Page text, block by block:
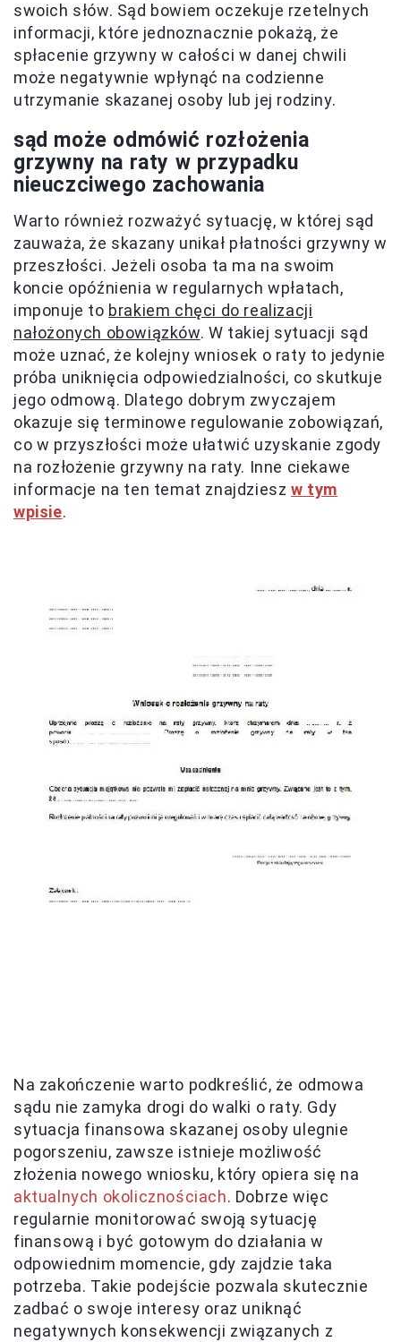
swoich słów. Sąd bowiem oczekuje rzetelnych
informacji, które jednoznacznie pokażą, że
spłacenie grzywny w całości w danej chwili
może negatywnie wpłynąć na codzienne
utrzymanie skazanej osoby lub jej rodziny.
sąd może odmówić rozłożenia
grzywny na raty w przypadku
nieuczciwego zachowania
Warto również rozważyć sytuację, w której sąd
zauważa, że skazany unikał płatności grzywny w
przeszłości. Jeżeli osoba ta ma na swoim
koncie opóźnienia w regularnych wpłatach,
imponuje to brakiem chęci do realizacji
nałożonych obowiązków. W takiej sytuacji sąd
może uznać, że kolejny wniosek o raty to jedynie
próba uniknięcia odpowiedzialności, co skutkuje
jego odmową. Dlatego dobrym zwyczajem
okazuje się terminowe regulowanie zobowiązań,
co w przyszłości może ułatwić uzyskanie zgody
na rozłożenie grzywny na raty. Inne ciekawe
informacje na ten temat znajdzieszw tym
wpisie.
Na zakończenie warto podkreślić, że odmowa
sądu nie zamyka drogi do walki o raty. Gdy
sytuacja finansowa skazanej osoby ulegnie
pogorszeniu, zawsze istnieje możliwość
złożenia nowego wniosku, który opiera się na
aktualnych okolicznościach. Dobrze więc
regularnie monitorować swoją sytuację
finansową i być gotowym do działania w
odpowiednim momencie, gdy zajdzie taka
potrzeba. Takie podejście pozwala skutecznie
zadbać o swoje interesy oraz uniknąć
negatywnych konsekwencji związanych z